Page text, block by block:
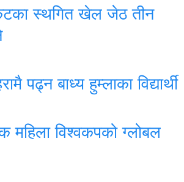
स्थगित खेल जेठ तीन
पढ्न बाध्य हुम्लाका विद्यार्थी
महिला विश्वकपको ग्लोबल